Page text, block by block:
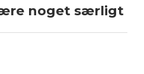
noget særligt